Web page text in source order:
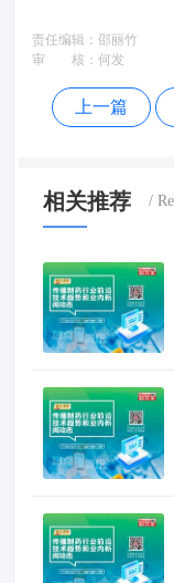
责任编辑： 邵丽竹
审 核： 何发
上一篇
相关推荐